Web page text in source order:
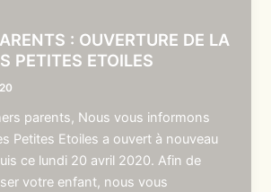
: OUVERTURE DE LA
PETITES ETOILES
parents, Nous vous informons
Petites Etoiles a ouvert à nouveau
ce lundi 20 avril 2020. Afin de
votre enfant, nous vous